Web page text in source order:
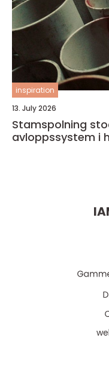
inspiration
13. July 2026
Stamspolning
avloppssystem i